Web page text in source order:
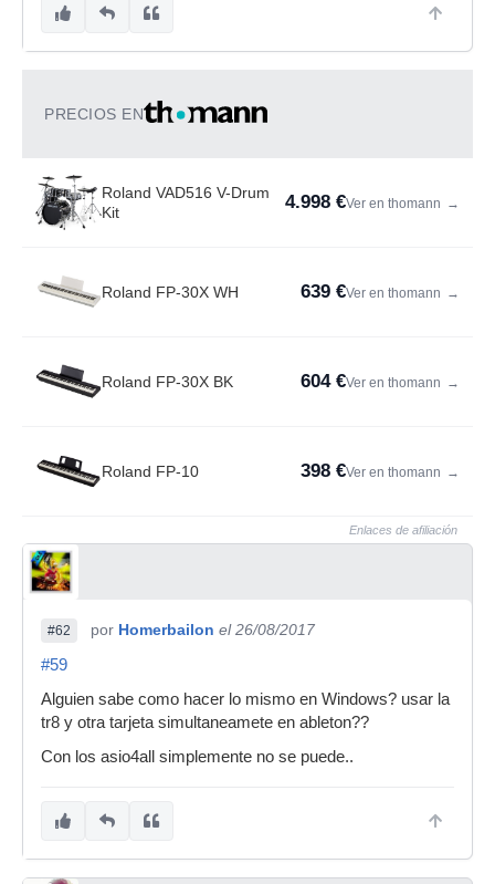
PRECIOS EN
Roland VAD516 V-Drum
Kit
4.998 €Ver en thomann →
Roland FP-30X WH 639 €Ver en thomann →
Roland FP-30X BK 604 €Ver en thomann →
Roland FP-10 398 €Ver en thomann →
Enlaces de afiliación
#62 por Homerbailon el 26/08/2017
#59
Alguien sabe como hacer lo mismo en Windows? usar la
tr8 y otra tarjeta simultaneamete en ableton??
Con los asio4all simplemente no se puede..